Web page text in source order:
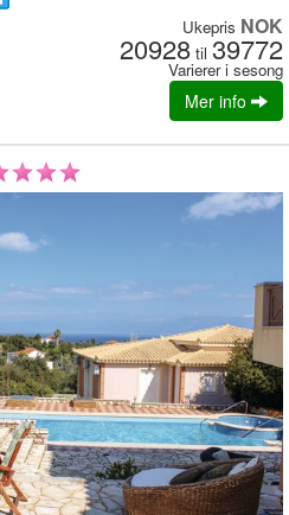
Ukepris NOK
20928 til 39772
Varierer i sesong
Mer info